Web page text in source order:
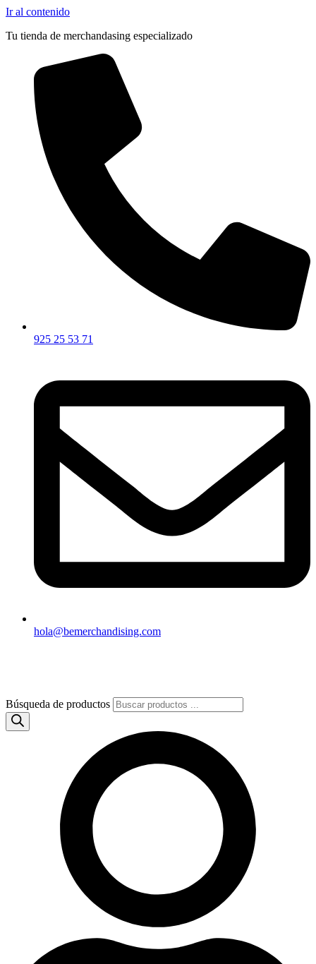
Ir al contenido
Tu tienda de merchandasing especializado
925 25 53 71
hola@bemerchandising.com
Búsqueda de productos